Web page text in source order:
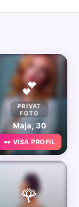
💕
PRIVAT
FOTO
Maja, 30
👀 VISA PROFIL
🌹